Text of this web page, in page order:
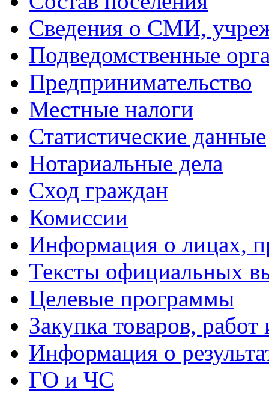
Сведения о СМИ,
Подведомственные
Предпринимательство
Местные налоги
Статистические данные
Нотариальные дела
Сход граждан
Комиссии
Информация о лицах,
Тексты официальных
Целевые программы
Закупка товаров, работ
Информация о
ГО и ЧС